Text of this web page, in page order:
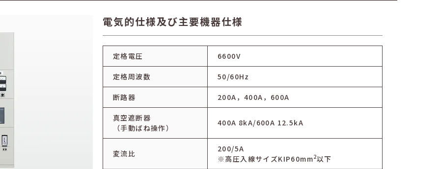
電気的仕様及び主要機器仕様
定格電圧 6600V
定格周波数 50/60Hz
断路器 200A，400A，600A
真空遮断器
（手動ばね操作）
400A 8kA/600A 12.5kA
変流比
200/5A
※高圧入線サイズKIP60mm2以下